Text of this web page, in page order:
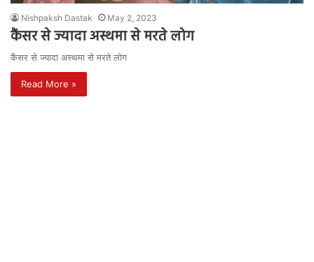
Nishpaksh Dastak May 2, 2023
कैंसर से ज्यादा अस्थमा से मरते लोग
कैंसर से ज्यादा अस्थमा से मरते लोग
Read More »